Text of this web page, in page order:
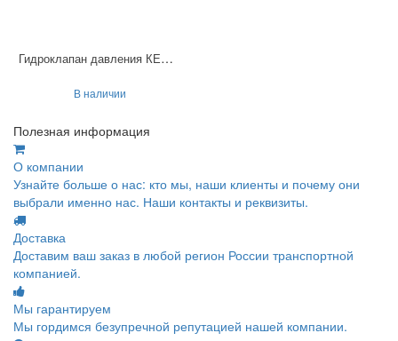
Гидроклапан давления КЕМ102-3
В наличии
Полезная информация
О компании
Узнайте больше о нас: кто мы, наши клиенты и почему они
выбрали именно нас. Наши контакты и реквизиты.
Доставка
Доставим ваш заказ в любой регион России транспортной
компанией.
Мы гарантируем
Мы гордимся безупречной репутацией нашей компании.